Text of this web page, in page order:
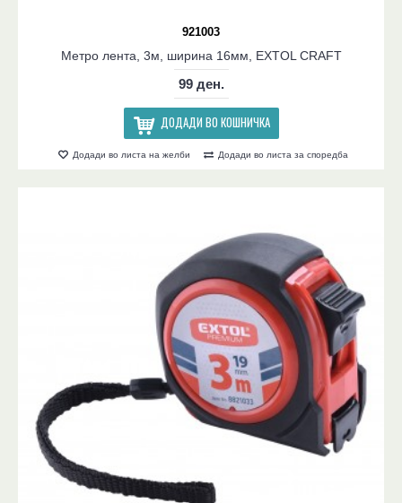
921003
Метро лента, 3м, ширина 16мм, EXTOL CRAFT
99 ден.
ДОДАДИ ВО КОШНИЧКА
Додади во листа на желби Додади во листа за споредба